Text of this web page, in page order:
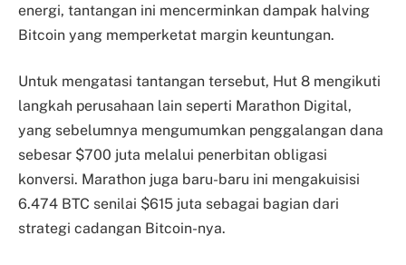
energi, tantangan ini mencerminkan dampak halving
Bitcoin yang memperketat margin keuntungan.
Untuk mengatasi tantangan tersebut, Hut 8 mengikuti
langkah perusahaan lain seperti Marathon Digital,
yang sebelumnya mengumumkan penggalangan dana
sebesar $700 juta melalui penerbitan obligasi
konversi. Marathon juga baru-baru ini mengakuisisi
6.474 BTC senilai $615 juta sebagai bagian dari
strategi cadangan Bitcoin-nya.